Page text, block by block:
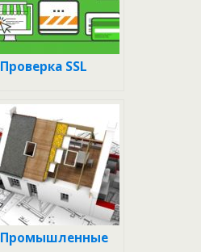
Проверка SSL
Промышленные